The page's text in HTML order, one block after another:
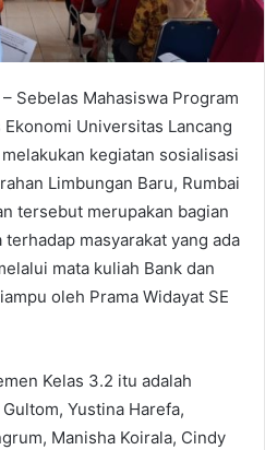
– Sebelas Mahasiswa Program
Universitas Lancang
kegiatan sosialisasi
Limbungan Baru, Rumbai
tersebut merupakan bagian
masyarakat yang ada
mata kuliah Bank dan
oleh Prama Widayat SE
Kelas 3.2 itu adalah
Yustina Harefa,
Manisha Koirala, Cindy